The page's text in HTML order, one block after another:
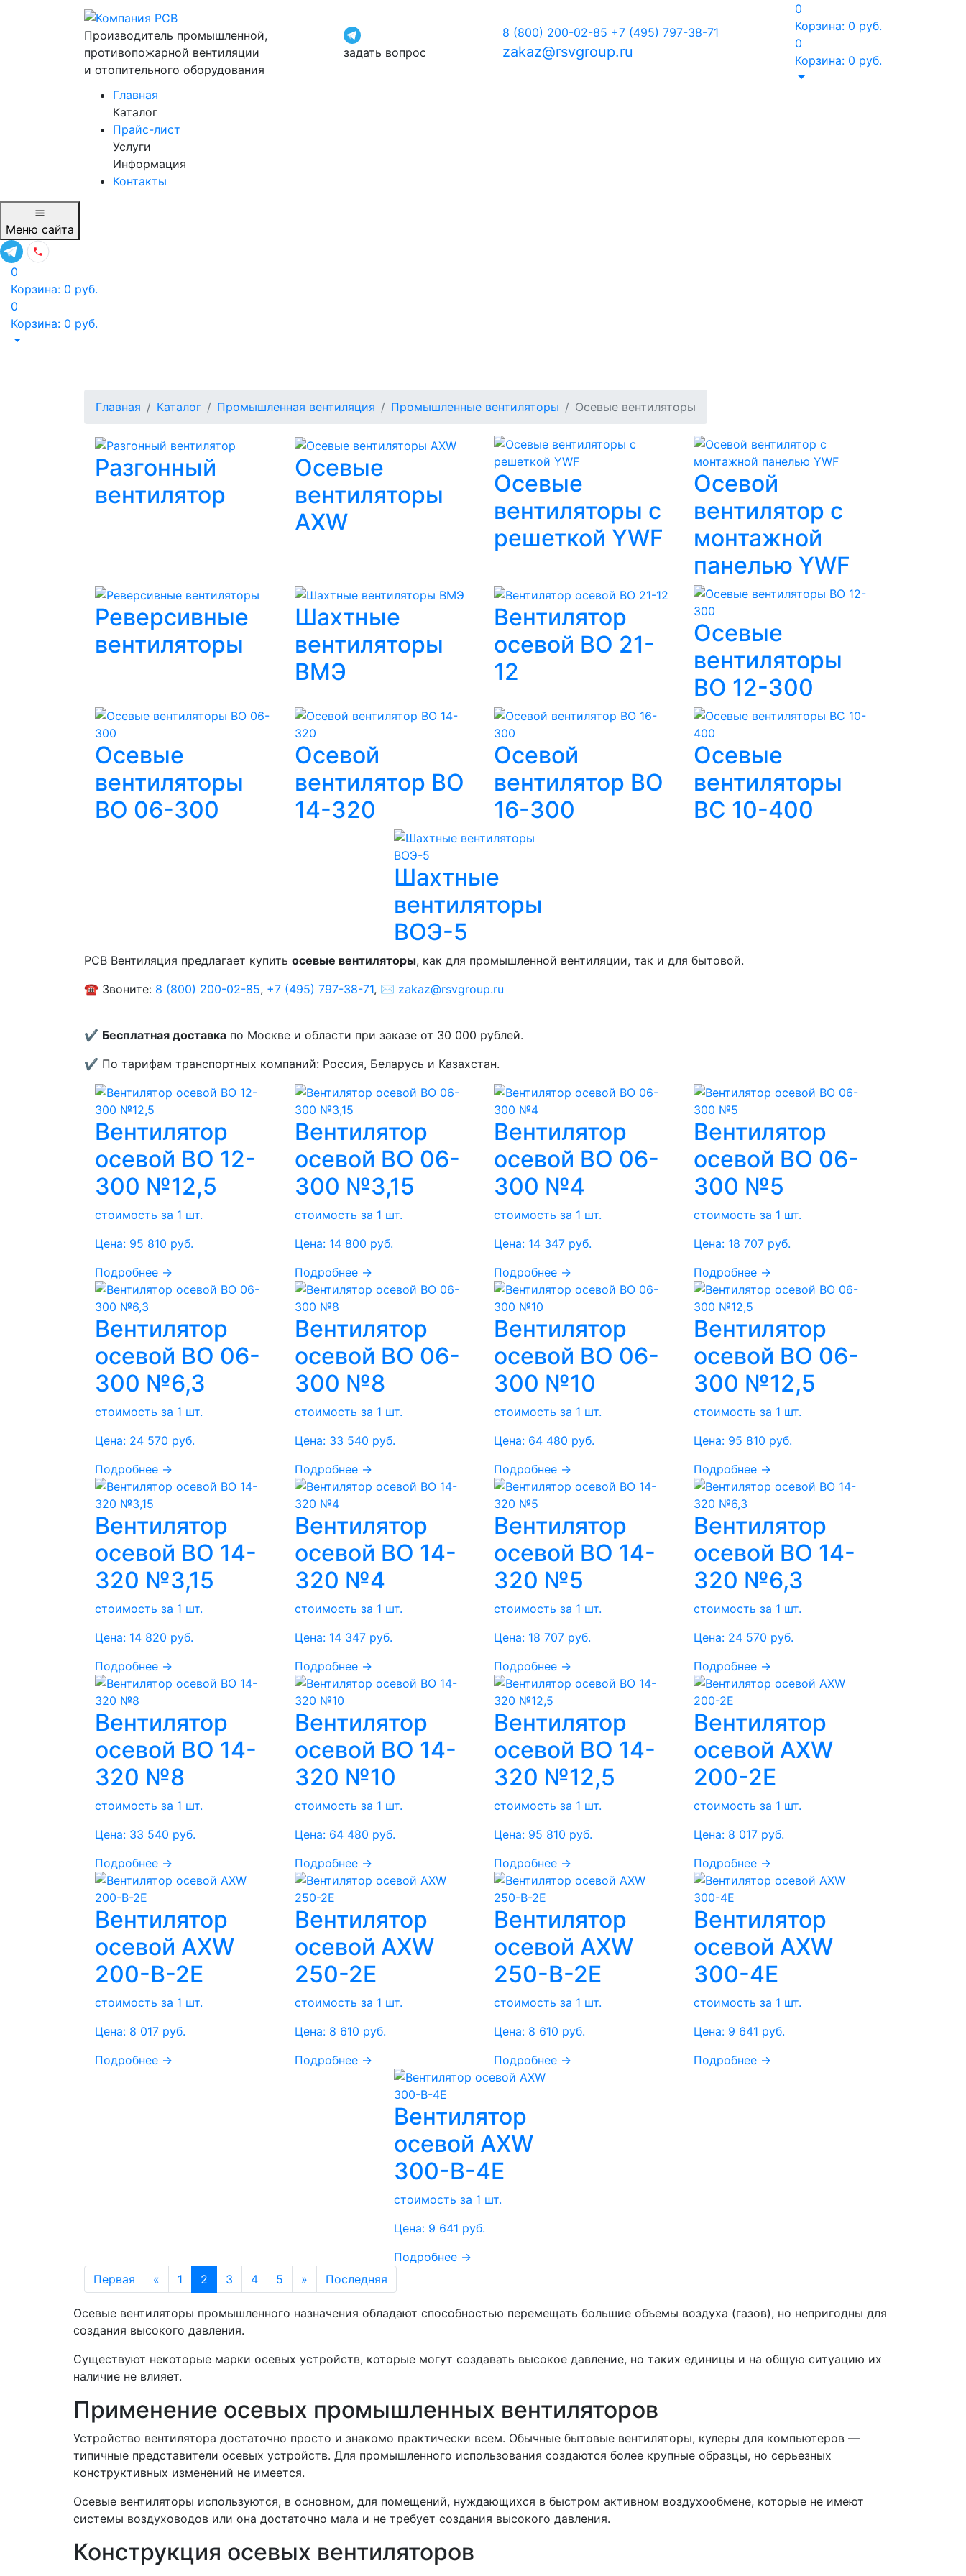
Производитель промышленной,
противопожарной вентиляции
и отопительного оборудования
задать вопрос
8 (800) 200-02-85 +7 (495) 797-38-71
zakaz@rsvgroup.ru
0
Корзина: 0 руб.
0
Корзина: 0 руб.
Главная
Каталог
Прайс-лист
Услуги
Информация
Контакты
Меню сайта
0
Корзина: 0 руб.
0
Корзина: 0 руб.
Главная Каталог Промышленная вентиляция Промышленные вентиляторы Осевые вентиляторы
Разгонный
вентилятор
Осевые
вентиляторы
AXW
Осевые
вентиляторы с
решеткой YWF
Осевой
вентилятор с
монтажной
панелью YWF
Реверсивные
вентиляторы
Шахтные
вентиляторы
ВМЭ
Вентилятор
осевой ВО 21-
12
Осевые
вентиляторы
ВО 12-300
Осевые
вентиляторы
ВО 06-300
Осевой
вентилятор ВО
14-320
Осевой
вентилятор ВО
16-300
Осевые
вентиляторы
ВС 10-400
Шахтные
вентиляторы
ВОЭ-5
РСВ Вентиляция предлагает купить осевые вентиляторы, как для промышленной вентиляции, так и для бытовой.
☎️ Звоните: 8 (800) 200-02-85, +7 (495) 797-38-71, ✉️ zakaz@rsvgroup.ru
✔️ Бесплатная доставка по Москве и области при заказе от 30 000 рублей.
✔️ По тарифам транспортных компаний: Россия, Беларусь и Казахстан.
Вентилятор
осевой ВО 12-
300 №12,5
стоимость за 1 шт.
Цена: 95 810 руб.
Подробнее →
Вентилятор
осевой ВО 06-
300 №3,15
стоимость за 1 шт.
Цена: 14 800 руб.
Подробнее →
Вентилятор
осевой ВО 06-
300 №4
стоимость за 1 шт.
Цена: 14 347 руб.
Подробнее →
Вентилятор
осевой ВО 06-
300 №5
стоимость за 1 шт.
Цена: 18 707руб.
Подробнее →
Вентилятор
осевой ВО 06-
300 №6,3
стоимость за 1 шт.
Цена: 24 570 руб.
Подробнее →
Вентилятор
осевой ВО 06-
300 №8
стоимость за 1 шт.
Цена: 33 540 руб.
Подробнее →
Вентилятор
осевой ВО 06-
300 №10
стоимость за 1 шт.
Цена: 64 480 руб.
Подробнее →
Вентилятор
осевой ВО 06-
300 №12,5
стоимость за 1 шт.
Цена: 95 810 руб.
Подробнее →
Вентилятор
осевой ВО 14-
320 №3,15
стоимость за 1 шт.
Цена: 14 820 руб.
Подробнее →
Вентилятор
осевой ВО 14-
320 №4
стоимость за 1 шт.
Цена: 14 347руб.
Подробнее →
Вентилятор
осевой ВО 14-
320 №5
стоимость за 1 шт.
Цена: 18 707 руб.
Подробнее →
Вентилятор
осевой ВО 14-
320 №6,3
стоимость за 1 шт.
Цена: 24 570 руб.
Подробнее →
Вентилятор
осевой ВО 14-
320 №8
стоимость за 1 шт.
Цена: 33 540 руб.
Подробнее →
Вентилятор
осевой ВО 14-
320 №10
стоимость за 1 шт.
Цена: 64 480 руб.
Подробнее →
Вентилятор
осевой ВО 14-
320 №12,5
стоимость за 1 шт.
Цена: 95 810 руб.
Подробнее →
Вентилятор
осевой AXW
200-2E
стоимость за 1 шт.
Цена: 8 017руб.
Подробнее →
Вентилятор
осевой AXW
200-B-2E
стоимость за 1 шт.
Цена: 8 017 руб.
Подробнее →
Вентилятор
осевой AXW
250-2E
стоимость за 1 шт.
Цена: 8 610 руб.
Подробнее →
Вентилятор
осевой AXW
250-B-2E
стоимость за 1 шт.
Цена: 8 610 руб.
Подробнее →
Вентилятор
осевой AXW
300-4E
стоимость за 1 шт.
Цена: 9 641 руб.
Подробнее →
Вентилятор
осевой AXW
300-B-4E
стоимость за 1 шт.
Цена: 9 641 руб.
Подробнее →
Первая
« 1 2 3 4 5 » Последняя
Осевые вентиляторы промышленного назначения обладают способностью перемещать большие объемы воздуха (газов), но непригодны для
создания высокого давления.
Существуют некоторые марки осевых устройств, которые могут создавать высокое давление, но таких единицы и на общую ситуацию их
наличие не влияет.
Применение осевых промышленных вентиляторов
Устройство вентилятора достаточно просто и знакомо практически всем. Обычные бытовые вентиляторы, кулеры для компьютеров —
типичные представители осевых устройств. Для промышленного использования создаются более крупные образцы, но серьезных
конструктивных изменений не имеется.
Осевые вентиляторы используются, в основном, для помещений, нуждающихся в быстром активном воздухообмене, которые не имеют
системы воздуховодов или она достаточно мала и не требует создания высокого давления.
Конструкция осевых вентиляторов